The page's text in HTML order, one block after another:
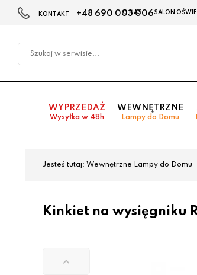
w
KONTAKT +48 690 003 006
O NAS SALON
WYPRZEDAŻ
Wysyłka w 48h
WEWNĘTRZNE
Lampy do Domu
Jesteś tutaj: Wewnętrzne Lampy do Domu
Kinkiet na wysięgniku